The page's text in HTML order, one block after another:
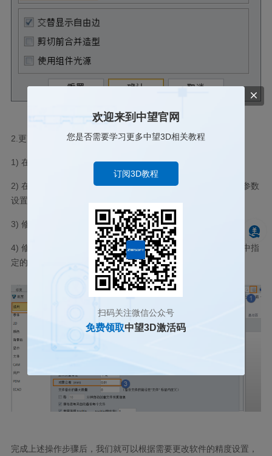
2.更改软件默认的零件精度：
1) 在软件界面右上角找到【设置】按钮，点击打开设置窗口。
2) 在设置窗口中，找到【通用】选项，并定位到【对象公差】参数
设置。
3) 修改【对象公差】参数为所需精度值。
4) 修改完成后，每次在软件中新建零件时，系统将会按照设置中指
定的精度来进行建模。
完成上述操作步骤后，我们就可以根据需要更改软件的精度设置，
欢迎来到中望官网
您是否需要学习更多中望3D相关教程
订阅3D教程
扫码关注微信公众号
免费领取中望3D激活码